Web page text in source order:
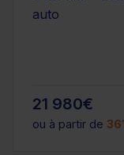
auto
21 980€
ou à partir de